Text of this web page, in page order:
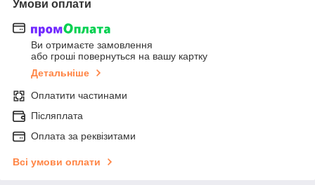
Умови оплати
Ви отримаєте замовлення
або гроші повернуться на вашу картку
Детальніше
Оплатити частинами
Післяплата
Оплата за реквізитами
Всі умови оплати